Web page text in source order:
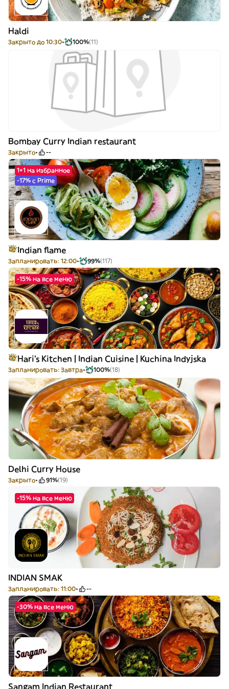
Haldi
Закрыто до 10:30 100%(11)
Bombay Curry Indian restaurant
Закрыто --
1+1 на избранное
-17% с Prime
Indian flame
Запланировать: 12:00 99%(117)
-15% на все меню
Hari’s Kitchen | Indian Cuisine | Kuchina Indyjska
Запланировать: Завтра 100%(18)
Delhi Curry House
Закрыто 91%(19)
-15% на все меню
INDIAN SMAK
Запланировать: 11:00 --
-30% на все меню
Sangam Indian Restaurant